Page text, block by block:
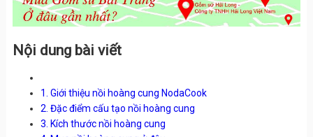
Nội dung bài viết
1. Giới thiệu nồi hoàng cung NodaCook
2. Đặc điểm cấu tạo nồi hoàng cung
3. Kích thước nồi hoàng cung